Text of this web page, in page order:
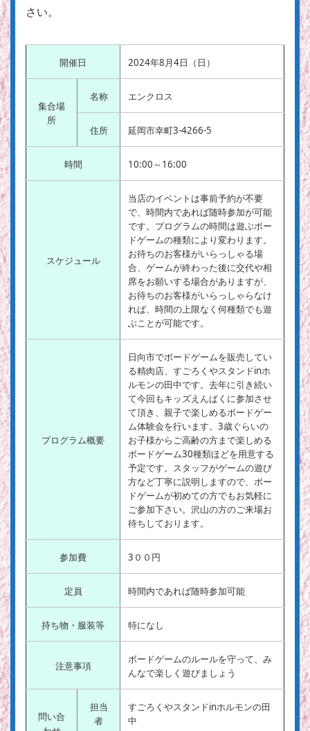
さい。
開催日 2024年8月4日（日）
集合場
所
名称 エンクロス
住所 延岡市幸町3-4266-5
時間 10:00～16:00
スケジュール
当店のイベントは事前予約が不要
で、時間内であれば随時参加が可能
です。プログラムの時間は遊ぶボー
ドゲームの種類により変わります。
お待ちのお客様がいらっしゃる場
合、ゲームが終わった後に交代や相
席をお願いする場合がありますが、
お待ちのお客様がいらっしゃらなけ
れば、時間の上限なく何種類でも遊
ぶことが可能です。
プログラム概要
日向市でボードゲームを販売してい
る精肉店、すごろくやスタンドinホ
ルモンの田中です。去年に引き続い
て今回もキッズえんぱくに参加させ
て頂き、親子で楽しめるボードゲー
ム体験会を行います。3歳ぐらいの
お子様からご高齢の方まで楽しめる
ボードゲーム30種類ほどを用意する
予定です。スタッフがゲームの遊び
方など丁寧に説明しますので、ボー
ドゲームが初めての方でもお気軽に
ご参加下さい。沢山の方のご来場お
待ちしております。
参加費 3００円
定員 時間内であれば随時参加可能
持ち物・服装等 特になし
注意事項
ボードゲームのルールを守って、み
んなで楽しく遊びましょう
問い合
担当
者
すごろくやスタンドinホルモンの田
中